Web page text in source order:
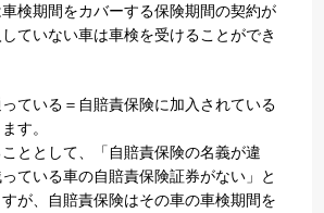
検期間をカバーする保険期間の契約が
ていない車は車検を受けることができ
ている＝自賠責保険に加入されている
す。
ととして、「自賠責保険の名義が違
ている車の自賠責保険証券がない」と
が、自賠責保険はその車の車検期間を